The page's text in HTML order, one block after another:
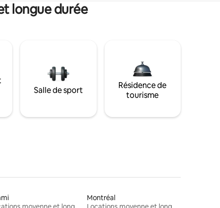
longue durée
Salle de sport
Résidence de
tourisme
Montréal